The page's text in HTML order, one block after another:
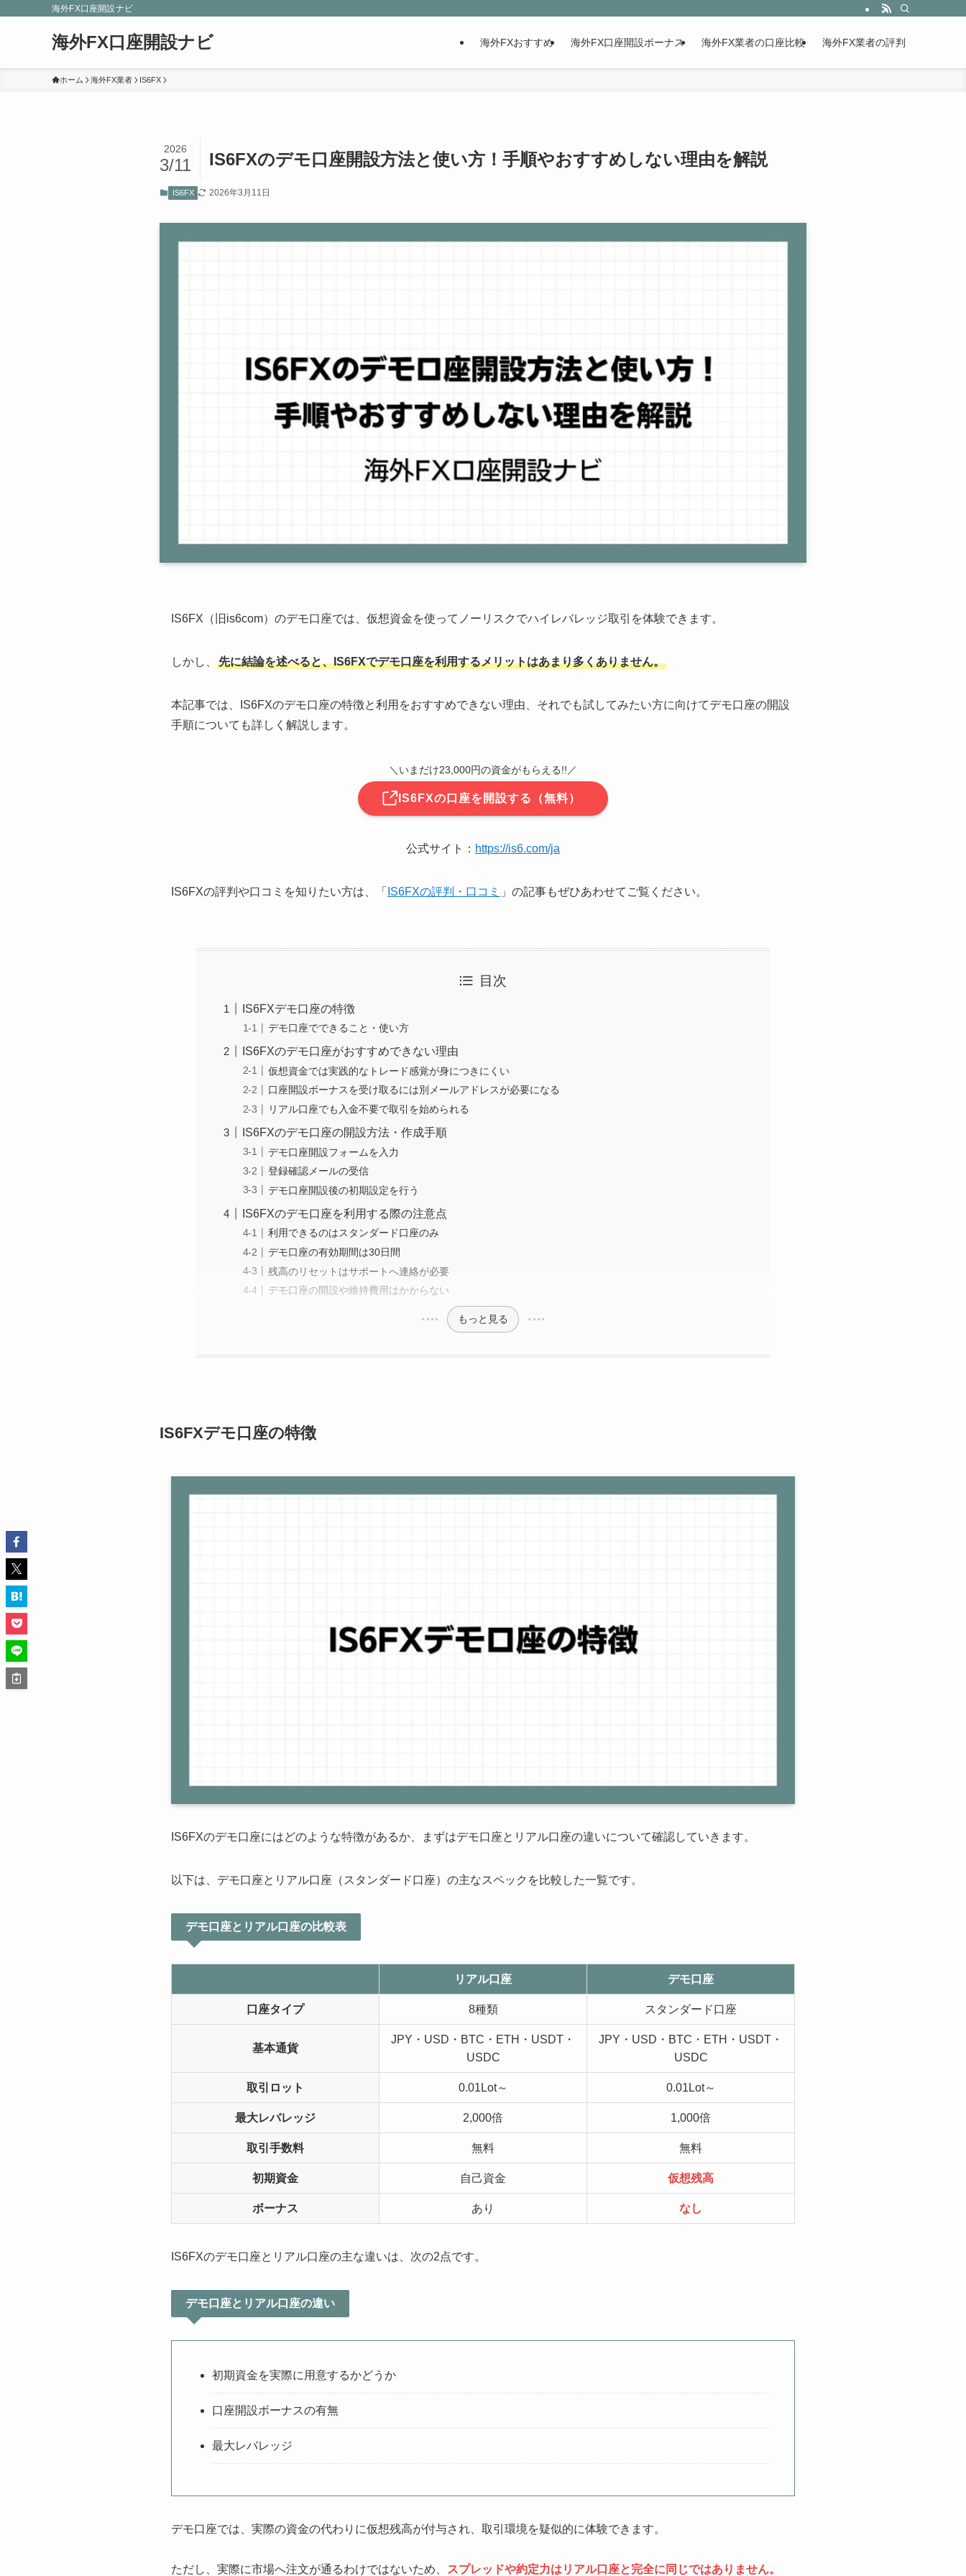
海外FX口座開設ナビ
海外FX口座開設ナビ 海外FXおすすめ 海外FX口座開設ボーナス 海外FX業者の口座比較 海外FX業者の評判
ホーム 海外FX業者 IS6FX
IS6FXのデモ口座開設方法と使い方！手順やおすすめしない理由を解説
2026
3/11
IS6FX 2026年3月11日
IS6FX（旧is6com）のデモ口座では、仮想資金を使ってノーリスクでハイレバレッジ取引を体験できます。
しかし、 先に結論を述べると、IS6FXでデモ口座を利用するメリットはあまり多くありません。
本記事では、IS6FXのデモ口座の特徴と利用をおすすめできない理由、それでも試してみたい方に向けてデモ口座の開設
手順についても詳しく解説します。
＼いまだけ23,000円の資金がもらえる!!／
IS6FXの口座を開設する（無料）
公式サイト： https://is6.com/ja
IS6FXの評判や口コミを知りたい方は、「 IS6FXの評判・口コミ 」の記事もぜひあわせてご覧ください。
目次
IS6FXデモ口座の特徴
デモ口座でできること・使い方
IS6FXのデモ口座がおすすめできない理由
仮想資金では実践的なトレード感覚が身につきにくい
口座開設ボーナスを受け取るには別メールアドレスが必要になる
リアル口座でも入金不要で取引を始められる
IS6FXのデモ口座の開設方法・作成手順
デモ口座開設フォームを入力
登録確認メールの受信
デモ口座開設後の初期設定を行う
IS6FXのデモ口座を利用する際の注意点
利用できるのはスタンダード口座のみ
デモ口座の有効期間は30日間
残高のリセットはサポートへ連絡が必要
デモ口座の開設や維持費用はかからない
もっと見る
IS6FXデモ口座の特徴
IS6FXのデモ口座にはどのような特徴があるか、まずはデモ口座とリアル口座の違いについて確認していきます。
以下は、デモ口座とリアル口座（スタンダード口座）の主なスペックを比較した一覧です。
デモ口座とリアル口座の比較表
リアル口座 デモ口座
口座タイプ 8種類 スタンダード口座
基本通貨
JPY・USD・BTC・ETH・USDT・
USDC
JPY・USD・BTC・ETH・USDT・
USDC
取引ロット 0.01Lot～ 0.01Lot～
最大レバレッジ 2,000倍 1,000倍
取引手数料 無料 無料
初期資金 自己資金 仮想残高
ボーナス あり なし
IS6FXのデモ口座とリアル口座の主な違いは、次の2点です。
デモ口座とリアル口座の違い
初期資金を実際に用意するかどうか
口座開設ボーナスの有無
最大レバレッジ
デモ口座では、実際の資金の代わりに仮想残高が付与され、取引環境を疑似的に体験できます。
ただし、実際に市場へ注文が通るわけではないため、 スプレッドや約定力はリアル口座と完全に同じではありません。